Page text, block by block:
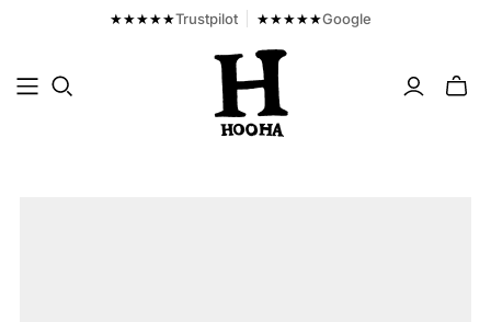
★★★★★Trustpilot ★★★★★Google